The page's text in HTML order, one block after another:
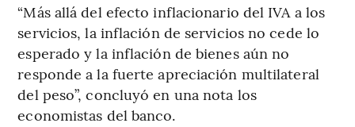
“Más allá del efecto inflacionario del IVA a los
servicios, la inflación de servicios no cede lo
esperado y la inflación de bienes aún no
responde a la fuerte apreciación multilateral
del peso”, concluyó en una nota los
economistas del banco.